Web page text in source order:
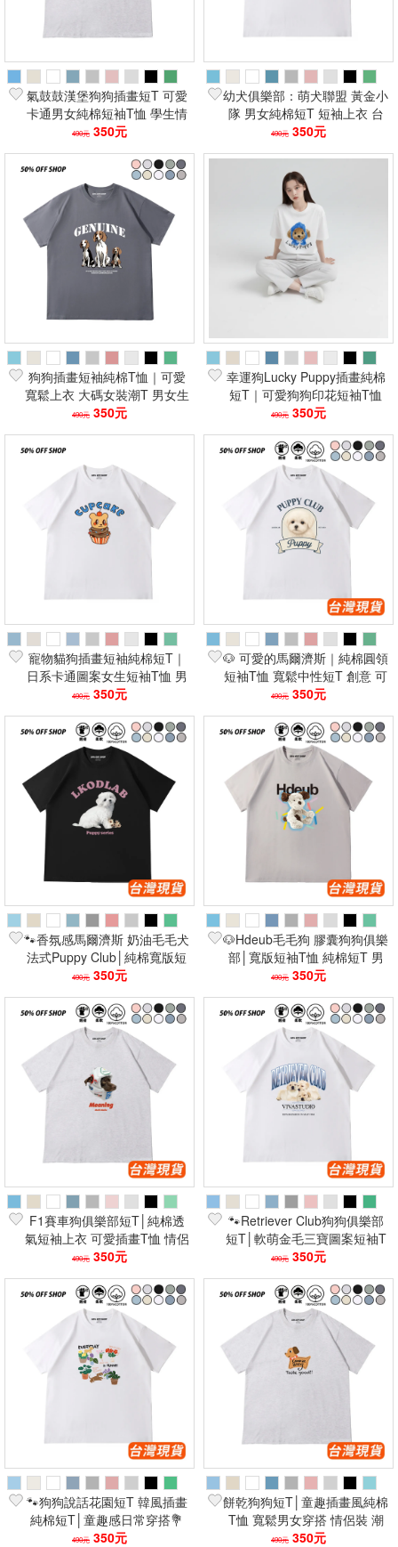
氣鼓鼓漢堡狗狗插畫短T 可愛
卡通男女純棉短袖T恤 學生情
侶裝大碼上衣
490元 350元
幼犬俱樂部：萌犬聯盟 黃金小
隊 男女純棉短T 短袖上衣 台
灣現貨
490元 350元
狗狗插畫短袖純棉T恤｜可愛
寬鬆上衣 大碼女裝潮T 男女生
短T 情侶休閒穿搭推薦
490元 350元
幸運狗Lucky Puppy插畫純棉
短T｜可愛狗狗印花短袖T恤
寬鬆上衣 女生上衣 男生短踢
490元 350元
寵物貓狗插畫短袖純棉短T｜
日系卡通圖案女生短袖T恤 男
生寬鬆百搭上衣 潮流穿搭
490元 350元
🐶 可愛的馬爾濟斯｜純棉圓領
短袖T恤 寬鬆中性短T 創意 可
愛 💙
490元 350元
🐾香氛感馬爾濟斯 奶油毛毛犬
法式Puppy Club│純棉寬版短
袖T恤 男女短上衣👕
490元 350元
🐶Hdeub毛毛狗 膠囊狗狗俱樂
部│寬版短袖T恤 純棉短T 男
女可穿 情侶裝 卡通印花👕
490元 350元
F1賽車狗俱樂部短T│純棉透
氣短袖上衣 可愛插畫T恤 情侶
裝寵物圖案 日系潮T💨
490元 350元
🐾Retriever Club狗狗俱樂部
短T│軟萌金毛三寶圖案短袖T
👕
490元 350元
🐾狗狗說話花園短T 韓風插畫
純棉短T│童趣感日常穿搭💐
490元 350元
餅乾狗狗短T│童趣插畫風純棉
T恤 寬鬆男女穿搭 情侶裝 潮
流上衣
490元 350元